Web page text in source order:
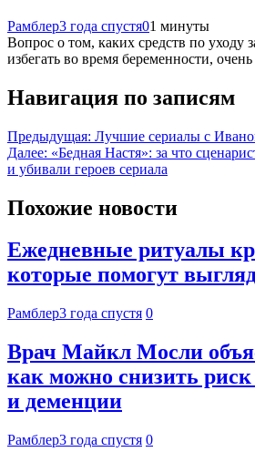
Рамблер3 года спустя01 минуты
Вопрос о том, каких средств по уходу
избегать во время беременности,
Навигация по записям
Предыдущая: Лучшие сериалы с
Далее: «Бедная Настя»: за что
и убивали героев сериала
Похожие новости
Ежедневные ритуалы
которые помогут
Рамблер3 года спустя 0
Врач Майкл Мосли
как можно снизить
и деменции
Рамблер3 года спустя 0